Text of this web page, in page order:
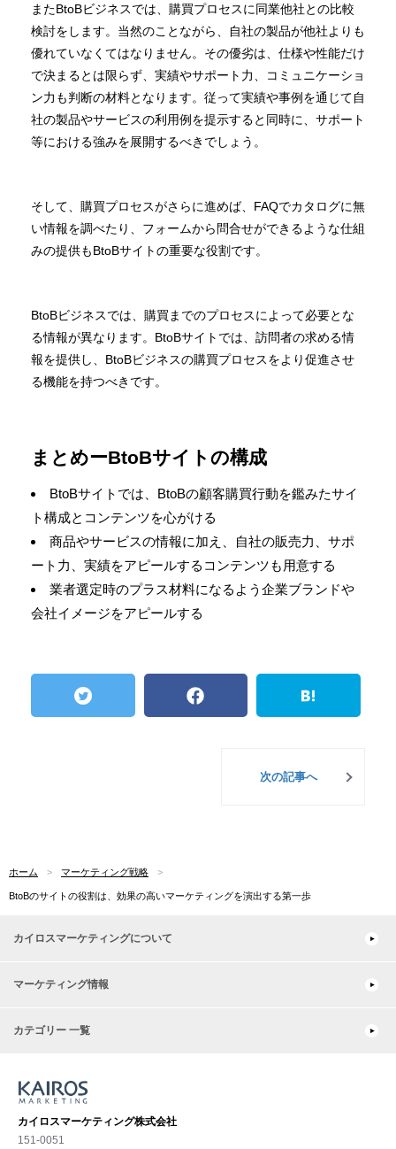
またBtoBビジネスでは、購買プロセスに同業他社との比較
検討をします。当然のことながら、自社の製品が他社よりも
優れていなくてはなりません。その優劣は、仕様や性能だけ
で決まるとは限らず、実績やサポート力、コミュニケーショ
ン力も判断の材料となります。従って実績や事例を通じて自
社の製品やサービスの利用例を提示すると同時に、サポート
等における強みを展開するべきでしょう。
そして、購買プロセスがさらに進めば、FAQでカタログに無
い情報を調べたり、フォームから問合せができるような仕組
みの提供もBtoBサイトの重要な役割です。
BtoBビジネスでは、購買までのプロセスによって必要とな
る情報が異なります。BtoBサイトでは、訪問者の求める情
報を提供し、BtoBビジネスの購買プロセスをより促進させ
る機能を持つべきです。
まとめーBtoBサイトの構成
BtoBサイトでは、BtoBの顧客購買行動を鑑みたサイ
ト構成とコンテンツを心がける
商品やサービスの情報に加え、自社の販売力、サポ
ート力、実績をアピールするコンテンツも用意する
業者選定時のプラス材料になるよう企業ブランドや
会社イメージをアピールする
次の記事へ
ホーム マーケティング戦略
BtoBのサイトの役割は、効果の高いマーケティングを演出する第一歩
カイロスマーケティングについて
マーケティング情報
カテゴリー 一覧
カイロスマーケティング株式会社
151-0051